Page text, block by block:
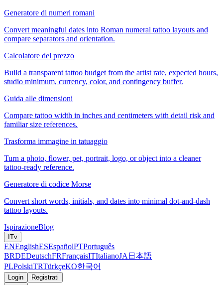
Generatore di numeri romani
Convert meaningful dates into Roman numeral tattoo layouts and
compare separators and orientation.
Calcolatore del prezzo
Build a transparent tattoo budget from the artist rate, expected hours,
studio minimum, currency, color, and contingency buffer.
Guida alle dimensioni
Compare tattoo width in inches and centimeters with detail risk and
familiar size references.
Trasforma immagine in tatuaggio
Turn a photo, flower, pet, portrait, logo, or object into a cleaner
tattoo-ready reference.
Generatore di codice Morse
Convert short words, initials, and dates into minimal dot-and-dash
tattoo layouts.
IspirazioneBlog
ITv
ENEnglishESEspañolPTPortuguês
BRDEDeutschFRFrançaisITItalianoJA 日本語
PLPolskiTRTürkçeKO한국어
Login
Registrati